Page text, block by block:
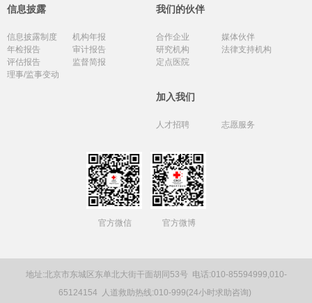
信息披露
信息披露制度
机构年报
年检报告
审计报告
评估报告
监督简报
理事/监事变动
我们的伙伴
合作企业
媒体伙伴
研究机构
法律支持机构
定点医院
加入我们
人才招聘 志愿服务
官方微信 官方微博
地址:北京市东城区东单北大街干面胡同53号 电话:010-85594999,010-
65124154
人道救助热线:010-999(24小时求助咨询)